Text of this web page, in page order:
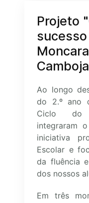
Projeto
Ao longo
do 2.º ano
Ciclo do
integraram
iniciativa
Escolar e
da fluência
dos nossos
Em três